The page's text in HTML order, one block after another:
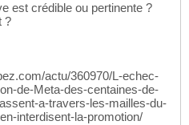
est crédible ou pertinente ?
?
actu/360970/L-echec-
de-Meta-des-centaines-de-
a-travers-les-mailles-du-
interdisent-la-promotion/